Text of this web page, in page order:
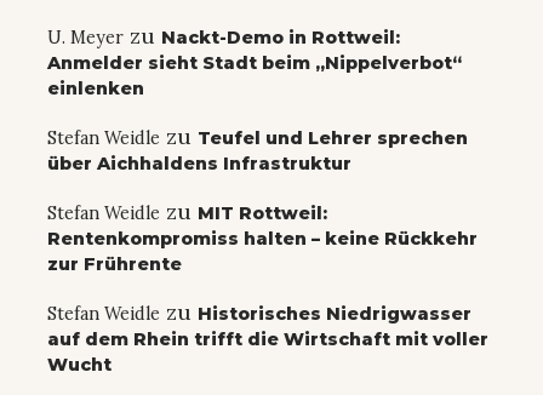
U. Meyer zu Nackt-Demo in Rottweil:
Anmelder sieht Stadt beim „Nippelverbot“
einlenken
Stefan Weidle zu Teufel und Lehrer sprechen
über Aichhaldens Infrastruktur
Stefan Weidle zu MIT Rottweil:
Rentenkompromiss halten – keine Rückkehr
zur Frührente
Stefan Weidle zu Historisches Niedrigwasser
auf dem Rhein trifft die Wirtschaft mit voller
Wucht